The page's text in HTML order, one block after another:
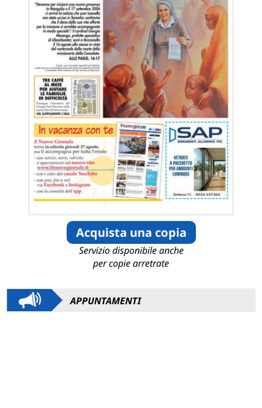
Acquista una copia
Servizio disponibile anche
per copie arretrate
APPUNTAMENTI